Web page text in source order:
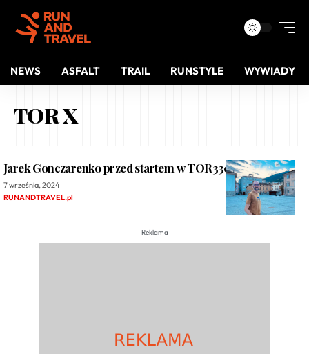
NEWS ASFALT TRAIL RUNSTYLE WYWIADY
TOR X
Jarek Gonczarenko przed startem w TOR330
7 września, 2024
RUNANDTRAVEL.pl
- Reklama -